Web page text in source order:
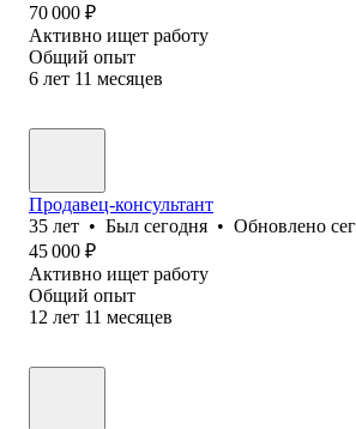
70 000 ₽
Активно ищет работу
Общий опыт
6 лет 11 месяцев
Продавец-консультант
35 лет • Был сегодня • Обновлено
45 000 ₽
Активно ищет работу
Общий опыт
12 лет 11 месяцев